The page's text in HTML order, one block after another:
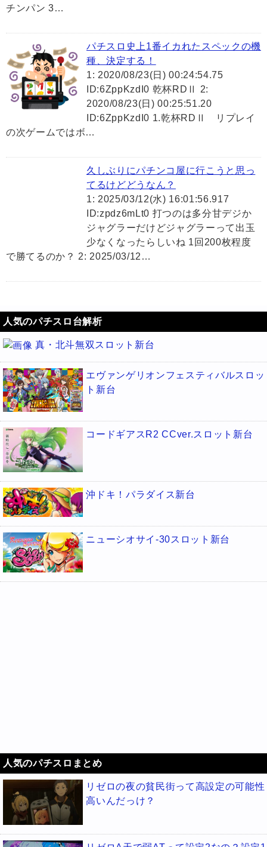
チンパン 3…
パチスロ史上1番イカれたスペックの機
種、決定する！
1: 2020/08/23(日) 00:24:54.75
ID:6ZppKzdI0 乾杯RDⅡ 2:
2020/08/23(日) 00:25:51.20
ID:6ZppKzdI0 1.乾杯RDⅡ リプレイ
の次ゲームではボ…
久しぶりにパチンコ屋に行こうと思っ
てるけどどうなん？
1: 2025/03/12(水) 16:01:56.917
ID:zpdz6mLt0 打つのは多分甘デジか
ジャグラーだけどジャグラーって出玉
少なくなったらしいね 1回200枚程度
で勝てるのか？ 2: 2025/03/12…
人気のパチスロ台解析
真・北斗無双スロット新台
エヴァンゲリオンフェスティバルスロッ
ト新台
コードギアスR2 CCver.スロット新台
沖ドキ！パラダイス新台
ニューシオサイ-30スロット新台
人気のパチスロまとめ
リゼロの夜の貧民街って高設定の可能性
高いんだっけ？